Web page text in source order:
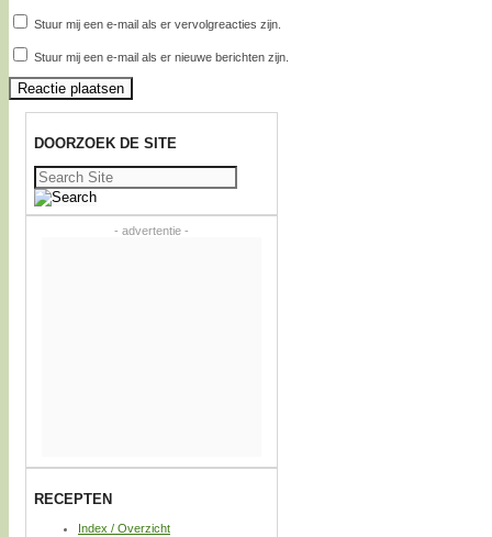
Stuur mij een e-mail als er vervolgreacties zijn.
Stuur mij een e-mail als er nieuwe berichten zijn.
DOORZOEK DE SITE
Zoeken
naar:
- advertentie -
RECEPTEN
Index / Overzicht